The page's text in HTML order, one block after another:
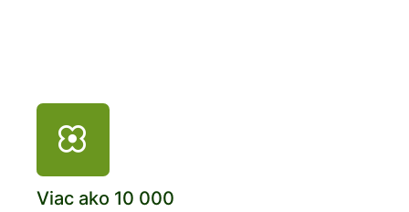
Viac ako 10 000